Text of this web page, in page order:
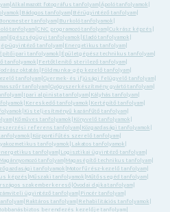
| Alkalmazott fotográfus tanfolyam| Ápoló tanfolyamok
Bádogos tanfolyam| Bérügyintéző tanfolyam|
Boncmester tanfolyam| Burkoló tanfolyamok
tanfolyam| CNC programozó tanfolyam| Cukrász képzés
| Egészségügyi tanfolyamok Eladó tanfolyamok
ügyintéző tanfolyam Energetikus tanfolyam
Építőipari tanfolyamok Épületgépész technikus tanfolyam
tanfolyamok Fertőtlenítő sterilező tanfolyam
oktatás Földmunka- gép kezelő tanfolyam
tanfolyam| Gyermek- és ifjúsági felügyelő tanfolyam|
tanfolyam| Gyógyszerkészítmény gyártó tanfolyam|
Ipari alpinista tanfolyam Kályhás tanfolyam
Kereskedő tanfolyamok Kertépítő tanfolyam|
Kis teljesítményű kazánfűtő tanfolyam|
| Kőműves tanfolyamok Könyvelő tanfolyamok
referens tanfolyam| Közgazdasági tanfolyamok
Központifűtés szerelő tanfolyam|
tanfolyamok Lakatos tanfolyamok
tanfolyam| Logisztikai ügyintéző tanfolyam|
Magánnyomozó tanfolyam| Magasépítő technikus tanfolyam|
tanfolyamok Motorfűrész-kezelő tanfolyam|
képzés Műszaki tanfolyamok Műtőssegéd tanfolyam
szakemberkereső Óvodai dajka tanfolyam|
ügyintéző tanfolyam| Pincér tanfolyam|
| Raktáros tanfolyam| Rehabilitációs tanfolyamok
berendezés kezelője tanfolyam